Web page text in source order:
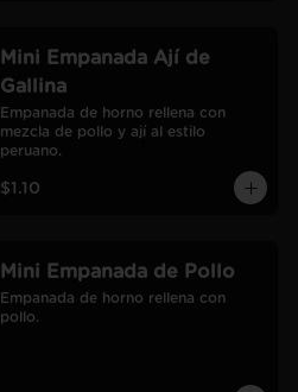
Mini Empanada Ají de
Gallina
Empanada de horno rellena con
mezcla de pollo y ají al estilo
peruano.
$1.10
Mini Empanada de Pollo
Empanada de horno rellena con
pollo.